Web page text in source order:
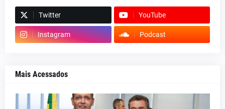
Twitter YouTube
Instagram Podcast
Mais Acessados